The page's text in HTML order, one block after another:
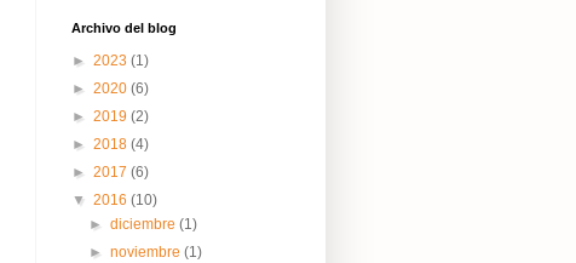
Archivo del blog
► 2023 (1)
► 2020 (6)
► 2019 (2)
► 2018 (4)
► 2017 (6)
▼ 2016 (10)
►diciembre(1)
►noviembre(1)